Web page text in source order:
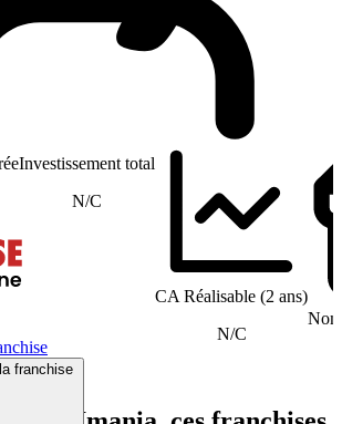
franchise
Investissement total
N/C
CA Réalisable (2 ans)
N/C